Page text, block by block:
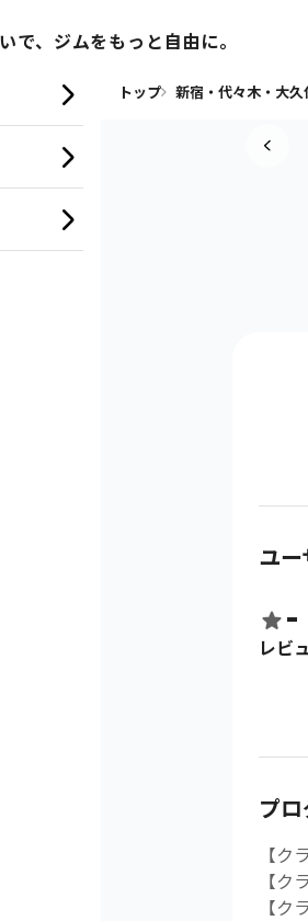
で、ジムをもっと自由に。
トップ 新宿・代々木・大久
ユ
-
レビ
プ
【
【
【